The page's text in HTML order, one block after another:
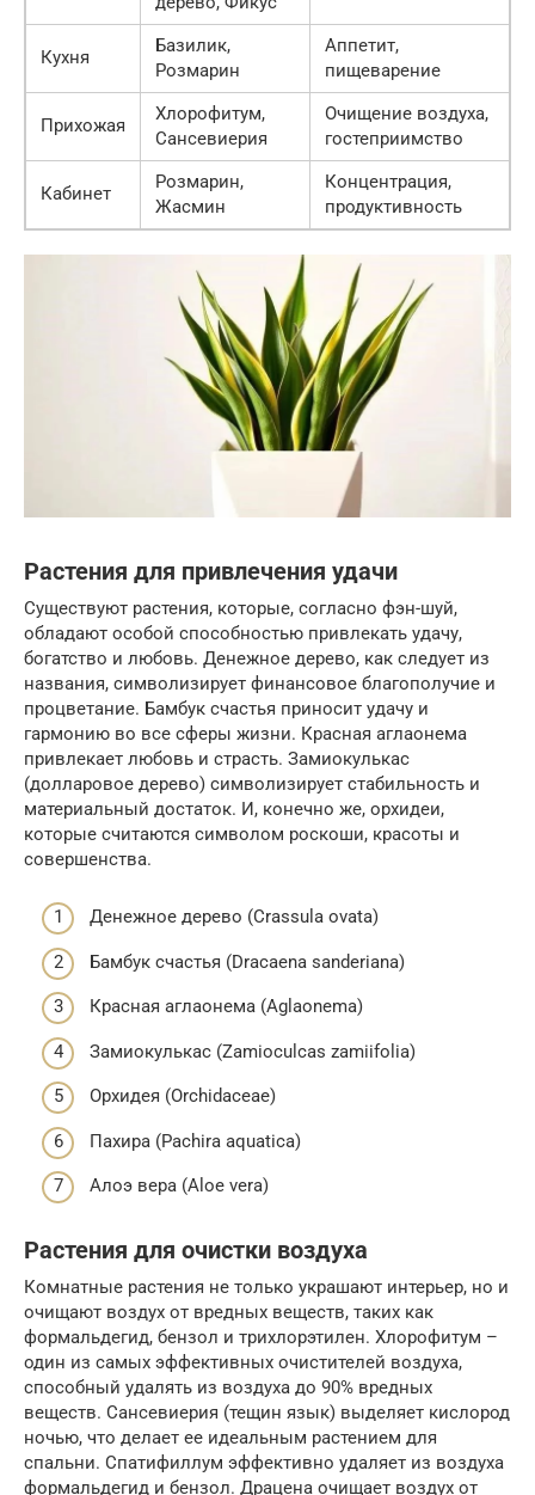
Кухня
Базилик,
Розмарин
Аппетит,
пищеварение
Прихожая
Хлорофитум,
Сансевиерия
Очищение воздуха,
гостеприимство
Кабинет
Розмарин,
Жасмин
Концентрация,
продуктивность
Растения для привлечения удачи
Существуют растения, которые, согласно фэн-шуй,
обладают особой способностью привлекать удачу,
богатство и любовь. Денежное дерево, как следует из
названия, символизирует финансовое благополучие и
процветание. Бамбук счастья приносит удачу и
гармонию во все сферы жизни. Красная аглаонема
привлекает любовь и страсть. Замиокулькас
(долларовое дерево) символизирует стабильность и
материальный достаток. И, конечно же, орхидеи,
которые считаются символом роскоши, красоты и
совершенства.
Денежное дерево (Crassula ovata)
Бамбук счастья (Dracaena sanderiana)
Красная аглаонема (Aglaonema)
Замиокулькас (Zamioculcas zamiifolia)
Орхидея (Orchidaceae)
Пахира (Pachira aquatica)
Алоэ вера (Aloe vera)
Растения для очистки воздуха
Комнатные растения не только украшают интерьер, но и
очищают воздух от вредных веществ, таких как
формальдегид, бензол и трихлорэтилен. Хлорофитум –
один из самых эффективных очистителей воздуха,
способный удалять из воздуха до 90% вредных
веществ. Сансевиерия (тещин язык) выделяет кислород
ночью, что делает ее идеальным растением для
спальни. Спатифиллум эффективно удаляет из воздуха
формальдегид и бензол. Драцена очищает воздух от